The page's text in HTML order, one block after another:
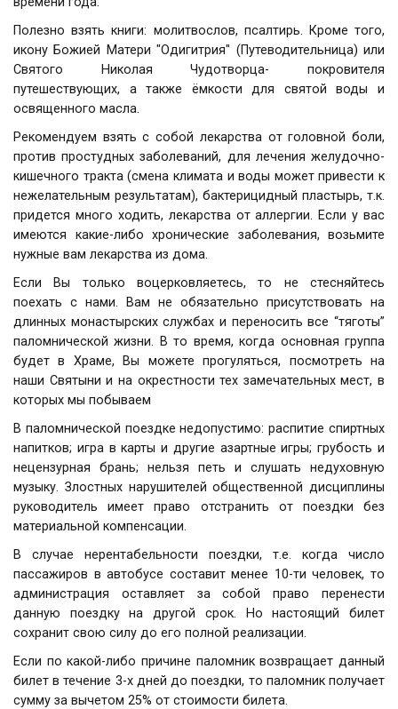
Полезно взять книги: молитвослов, псалтирь. Кроме того,
икону Божией Матери "Одигитрия" (Путеводительница) или
Святого Николая Чудотворца- покровителя
путешествующих, а также ёмкости для святой воды и
освященного масла.
Рекомендуем взять с собой лекарства от головной боли,
против простудных заболеваний, для лечения желудочно-
кишечного тракта (смена климата и воды может привести к
нежелательным результатам), бактерицидный пластырь, т.к.
придется много ходить, лекарства от аллергии. Если у вас
имеются какие-либо хронические заболевания, возьмите
нужные вам лекарства из дома.
Если Вы только воцерковляетесь, то не стесняйтесь
поехать с нами. Вам не обязательно присутствовать на
длинных монастырских службах и переносить все “тяготы”
паломнической жизни. В то время, когда основная группа
будет в Храме, Вы можете прогуляться, посмотреть на
наши Святыни и на окрестности тех замечательных мест, в
которых мы побываем
В паломнической поездке недопустимо: распитие спиртных
напитков; игра в карты и другие азартные игры; грубость и
нецензурная брань; нельзя петь и слушать недуховную
музыку. Злостных нарушителей общественной дисциплины
руководитель имеет право отстранить от поездки без
материальной компенсации.
В случае нерентабельности поездки, т.е. когда число
пассажиров в автобусе составит менее 10-ти человек, то
администрация оставляет за собой право перенести
данную поездку на другой срок. Но настоящий билет
сохранит свою силу до его полной реализации.
Если по какой-либо причине паломник возвращает данный
билет в течение 3-х дней до поездки, то паломник получает
сумму за вычетом 25% от стоимости билета.